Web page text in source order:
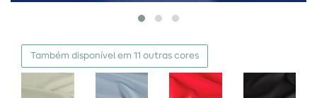
Também disponível em 11 outras cores